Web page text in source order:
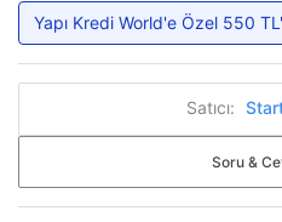
Yapı Kredi World'e Özel 550
Satıcı:
Soru &